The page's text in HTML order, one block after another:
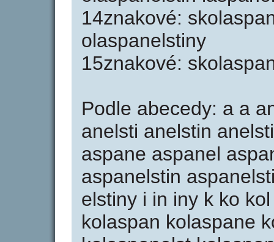
14znakové:
olaspanelstiny
15znakové:
Podle abecedy: a a
anelsti anelstin
aspane aspanel
aspanelstin
elstiny i in iny k ko
kolaspan kolaspane